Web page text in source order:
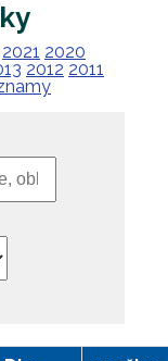
2021 2020
2012 2011